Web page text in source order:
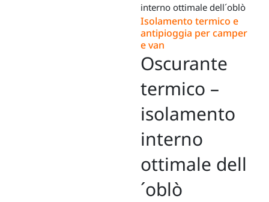
interno ottimale dell´oblò
Isolamento termico e
antipioggia per camper
e van
Oscurante
termico –
isolamento
interno
ottimale dell
´oblò